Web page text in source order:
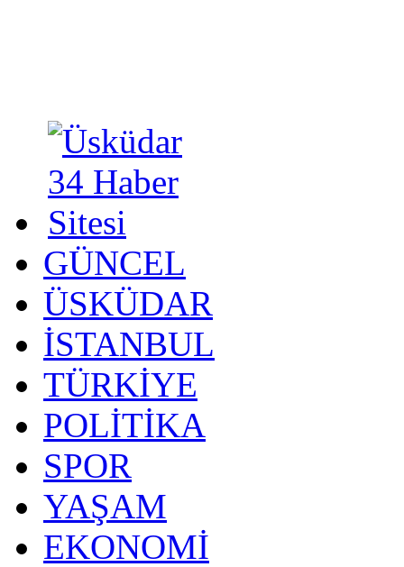
GÜNCEL
ÜSKÜDAR
İSTANBUL
TÜRKİYE
POLİTİKA
SPOR
YAŞAM
EKONOMİ